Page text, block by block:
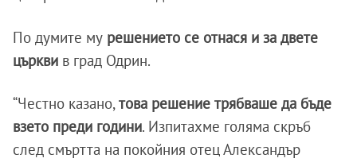
По думите му решението се отнася и за двете
църкви в град Одрин.
“Честно казано,това решение трябваше да бъде
взето преди години. Изпитахме голяма скръб
след смъртта на покойния отец Александър